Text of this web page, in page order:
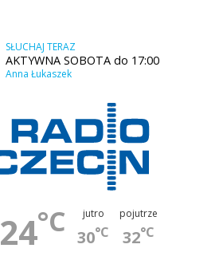
SŁUCHAJ TERAZ
AKTYWNA SOBOTA do 17:00
Anna Łukaszek
24°C jutro
30°C
pojutrze
32°C